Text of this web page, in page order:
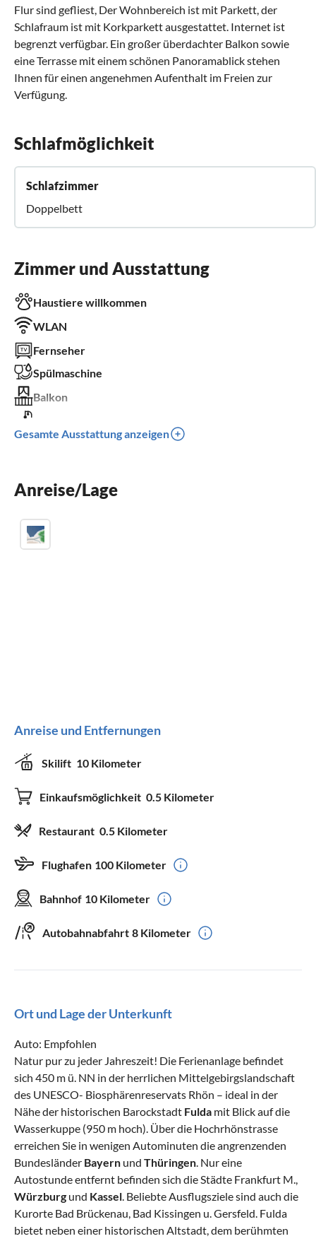
Flur sind gefliest, Der Wohnbereich ist mit Parkett, der
Schlafraum ist mit Korkparkett ausgestattet. Internet ist
begrenzt verfügbar. Ein großer überdachter Balkon sowie
eine Terrasse mit einem schönen Panoramablick stehen
Ihnen für einen angenehmen Aufenthalt im Freien zur
Verfügung.
Schlafmöglichkeit
Schlafzimmer
Doppelbett
Zimmer und Ausstattung
Haustiere willkommen
WLAN
Fernseher
Spülmaschine
Balkon
Kinder willkommen
Gesamte Ausstattung anzeigen
Anreise/Lage
Anreise und Entfernungen
Skilift 10 Kilometer
Einkaufsmöglichkeit 0.5 Kilometer
Restaurant 0.5 Kilometer
Flughafen 100 Kilometer
Bahnhof 10 Kilometer
Autobahnabfahrt 8 Kilometer
Ort und Lage der Unterkunft
Auto: Empfohlen
Natur pur zu jeder Jahreszeit! Die Ferienanlage befindet
sich 450 m ü. NN in der herrlichen Mittelgebirgslandschaft
des UNESCO- Biosphärenreservats Rhön – ideal in der
Nähe der historischen Barockstadt Fulda mit Blick auf die
Wasserkuppe (950 m hoch). Über die Hochrhönstrasse
erreichen Sie in wenigen Autominuten die angrenzenden
Bundesländer Bayern und Thüringen . Nur eine
Autostunde entfernt befinden sich die Städte Frankfurt M.,
Würzburg und Kassel . Beliebte Ausflugsziele sind auch die
Kurorte Bad Brückenau, Bad Kissingen u. Gersfeld. Fulda
bietet neben einer historischen Altstadt, dem berühmten